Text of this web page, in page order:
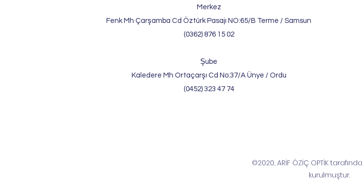
Merkez
Fenk Mh Çarşamba Cd Öztürk Pasajı NO:65/B Terme / Samsun
(0362) 876 15 02
Şube
Kaledere Mh Ortaçarşı Cd No:37/A Ünye / Ordu
(0452) 323 47 74
©2020, ARİF ÖZİÇ OPTİK
kurulmuştur.